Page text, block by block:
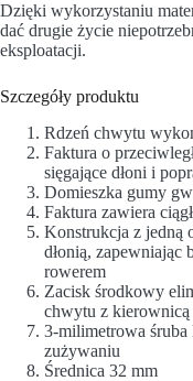
Dzięki wykorzystaniu
dać drugie życie
eksploatacji.
Szczegóły produktu
Rdzeń chwytu
Faktura o
sięgające dłoni i
Domieszka gumy
Faktura zawiera
Konstrukcja z jedną
dłonią, zapewniając
rowerem
Zacisk środkowy
chwytu z kierownicą
3-milimetrowa
zużywaniu
Średnica 32 mm